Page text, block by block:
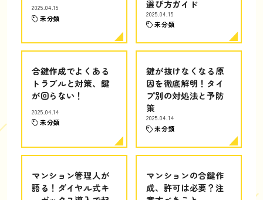
2025.04.15
未分類
選び方ガイド
2025.04.15
未分類
合鍵作成でよくある
トラブルと対策、鍵
が回らない！
2025.04.14
未分類
鍵が抜けなくなる原
因を徹底解明！タイ
プ別の対処法と予防
策
2025.04.14
未分類
マンション管理人が
語る！ダイヤル式キ
マンションの合鍵作
成、許可は必要？注